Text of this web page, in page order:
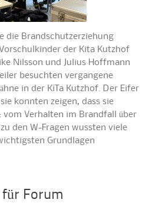
die Brandschutzerziehung
der Kita Kutzhof
Nilsson und Julius Hoffmann
besuchten vergangene
in der KiTa Kutzhof. Der Eifer
konnten zeigen, dass sie
Verhalten im Brandfall über
den W-Fragen wussten viele
Grundlagen
für Forum